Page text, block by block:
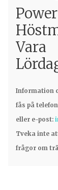
Power
Vara
Information
fås på
eller e-post:
Tveka inte
frågor om